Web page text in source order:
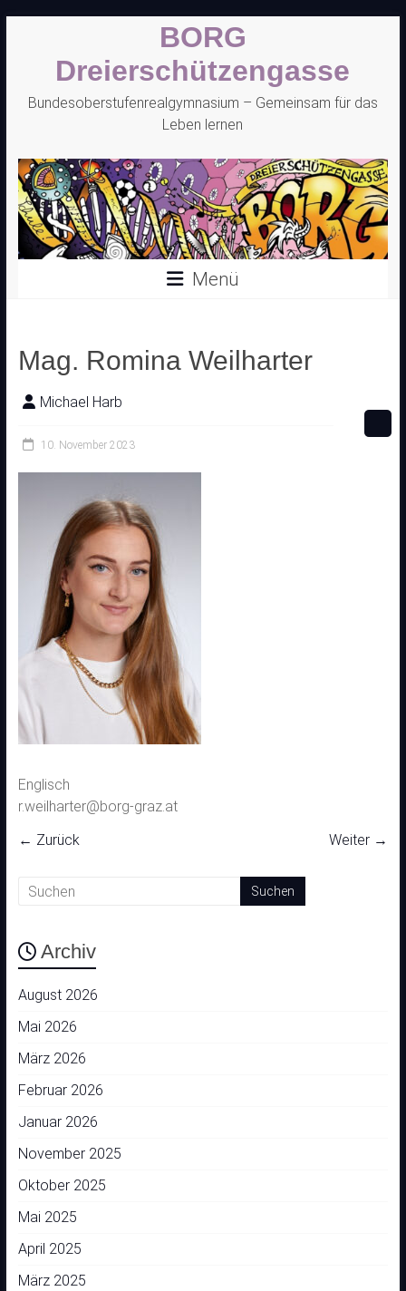
springen
BORG
Dreierschützengasse
Bundesoberstufenrealgymnasium – Gemeinsam für das
Leben lernen
Menü
Mag. Romina Weilharter
Michael Harb
10. November 2023
Englisch
r.weilharter@borg-graz.at
← Zurück
Weiter →
Archiv
August 2026
Mai 2026
März 2026
Februar 2026
Januar 2026
November 2025
Oktober 2025
Mai 2025
April 2025
März 2025